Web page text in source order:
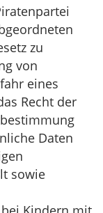
zu
von
eines
Recht der
Daten
sowie